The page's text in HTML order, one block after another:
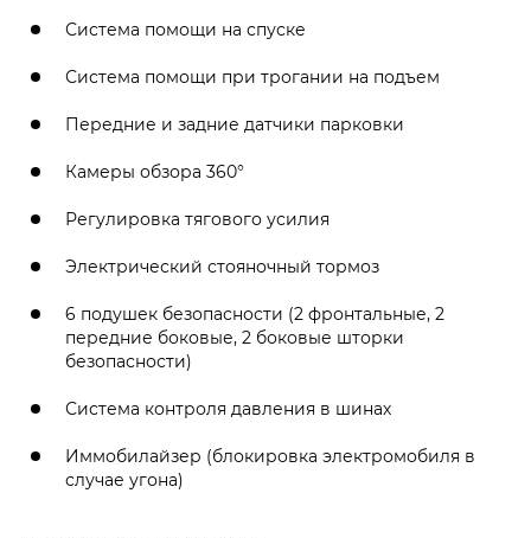
Система помощи на спуске
Система помощи при трогании на подъем
Передние и задние датчики парковки
Камеры обзора 360°
Регулировка тягового усилия
Электрический стояночный тормоз
6 подушек безопасности (2 фронтальные, 2
передние боковые, 2 боковые шторки
безопасности)
Система контроля давления в шинах
Иммобилайзер (блокировка электромобиля в
случае угона)